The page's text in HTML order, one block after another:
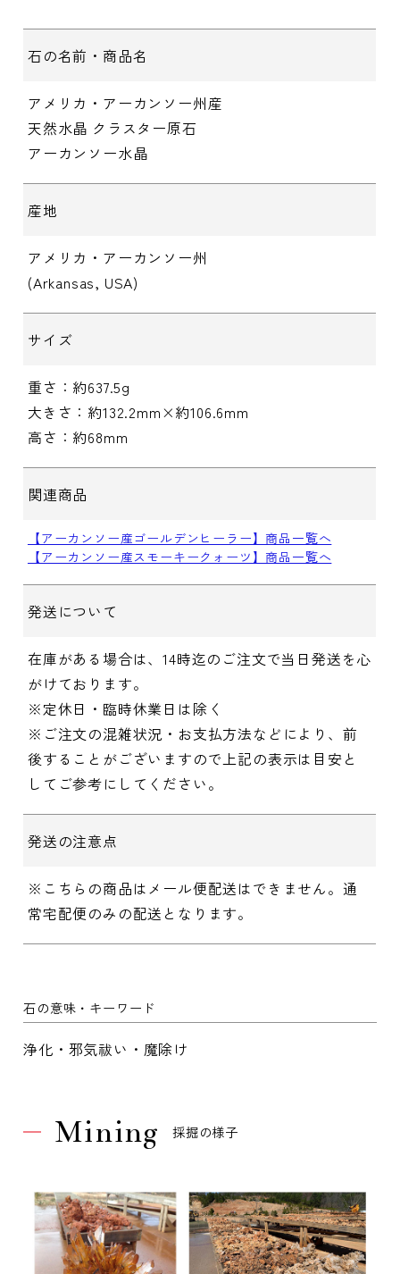
石の名前・商品名
アメリカ・アーカンソー州産
天然水晶 クラスター原石
アーカンソー水晶
産地
アメリカ・アーカンソー州
(Arkansas, USA)
サイズ
重さ：約637.5g
大きさ：約132.2mm×約106.6mm
高さ：約68mm
関連商品
【アーカンソー産ゴールデンヒーラー】商品一覧へ
【アーカンソー産スモーキークォーツ】商品一覧へ
発送について
在庫がある場合は、14時迄のご注文で当日発送を心
がけております。
※定休日・臨時休業日は除く
※ご注文の混雑状況・お支払方法などにより、前
後することがございますので上記の表示は目安と
してご参考にしてください。
発送の注意点
※こちらの商品はメール便配送はできません。通
常宅配便のみの配送となります。
石の意味・キーワード
浄化・邪気祓い・魔除け
Mining 採掘の様子